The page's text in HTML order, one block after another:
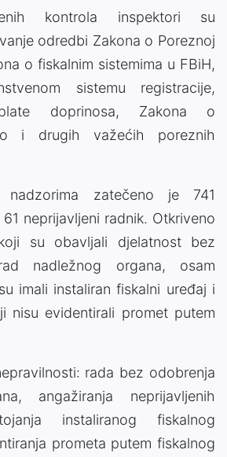
kontrola inspektori su
odredbi Zakona o Poreznoj
o fiskalnim sistemima u FBiH,
sistemu registracije,
doprinosa, Zakona o
i drugih važećih poreznih
nadzorima zatečeno je 741
neprijavljeni radnik. Otkriveno
su obavljali djelatnost bez
nadležnog organa, osam
imali instaliran fiskalni uređaj i
nisu evidentirali promet putem
rada bez odobrenja
angažiranja neprijavljenih
instaliranog fiskalnog
prometa putem fiskalnog